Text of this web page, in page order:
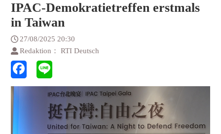
IPAC-Demokratietreffen erstmals
in Taiwan
27/08/2025 20:30
Redaktion： RTI Deutsch